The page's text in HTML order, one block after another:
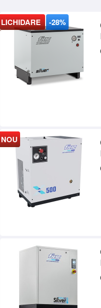
LICHIDARE -28%
NOU